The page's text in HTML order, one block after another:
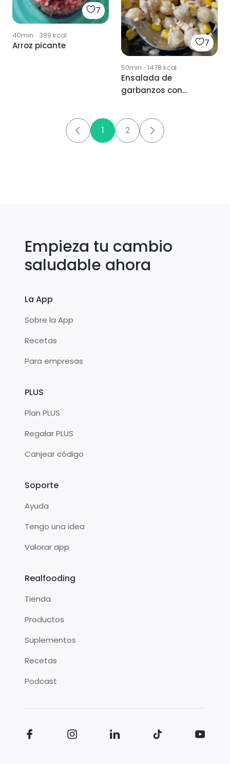
7
40min · 389 kcal
Arroz picante 7
50min · 1478 kcal
Ensalada de
garbanzos con
1 2
Empieza tu cambio
saludable ahora
La App
Sobre la App
Recetas
Para empresas
PLUS
Plan PLUS
Regalar PLUS
Canjear código
Soporte
Ayuda
Tengo una idea
Valorar app
Realfooding
Tienda
Productos
Suplementos
Recetas
Podcast